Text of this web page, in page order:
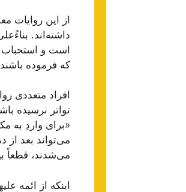
از این روایات
داشته‌اند.
است و
که فرموده‌
افراد متعددی
تواتر نرسیده
«برای واردِ به
می‌تواند بعد از
می‌شدند، قطعاً
اینکه از ائمه